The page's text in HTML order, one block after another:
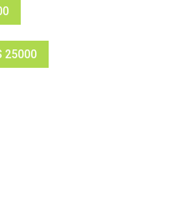
25000